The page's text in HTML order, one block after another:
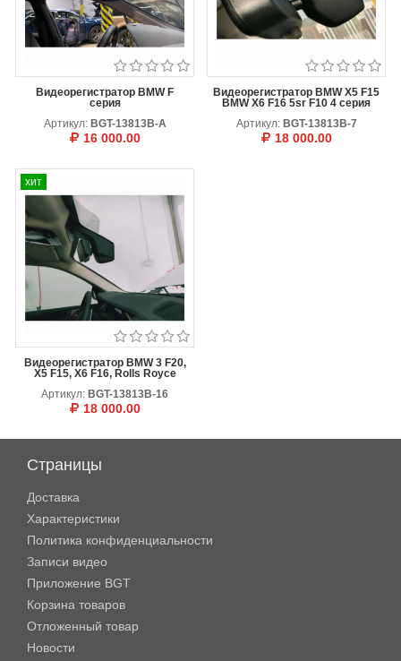
Видеорегистратор BMW F
серия
Артикул: BGT-13813B-A
16 000.00
Видеорегистратор BMW X5 F15
BMW X6 F16 5sr F10 4 серия
Артикул: BGT-13813B-7
18 000.00
хит
Видеорегистратор BMW 3 F20,
X5 F15, X6 F16, Rolls Royce
Артикул: BGT-13813B-16
18 000.00
Страницы
Доставка
Характеристики
Политика конфиденциальности
Записи видео
Приложение BGT
Корзина товаров
Отложенный товар
Новости